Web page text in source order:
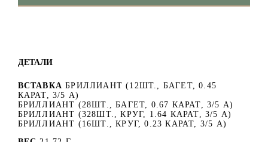
ДЕТАЛИ
ВСТАВКА БРИЛЛИАНТ (12ШТ., БАГЕТ, 0.45
КАРАТ, 3/5 А)
БРИЛЛИАНТ (28ШТ., БАГЕТ, 0.67 КАРАТ, 3/5 А)
БРИЛЛИАНТ (328ШТ., КРУГ, 1.64 КАРАТ, 3/5 А)
БРИЛЛИАНТ (16ШТ., КРУГ, 0.23 КАРАТ, 3/5 А)